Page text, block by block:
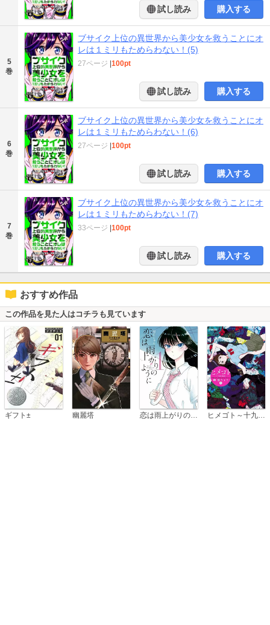
試し読み 購入する
5
巻
ブサイク上位の異世界から美少女を救うことにオ
レは１ミリもためらわない！(5)
27ページ 100pt
試し読み 購入する
6
巻
ブサイク上位の異世界から美少女を救うことにオ
レは１ミリもためらわない！(6)
27ページ 100pt
試し読み 購入する
7
巻
ブサイク上位の異世界から美少女を救うことにオ
レは１ミリもためらわない！(7)
33ページ 100pt
試し読み 購入する
おすすめ作品
この作品を見た人はコチラも見ています
ギフト± 幽麗塔 恋は雨上がりのように ヒメゴト～十九歳の制服～